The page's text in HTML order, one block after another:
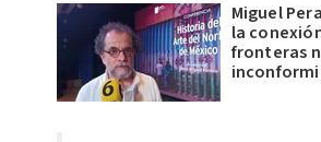
Miguel
la
fronteras